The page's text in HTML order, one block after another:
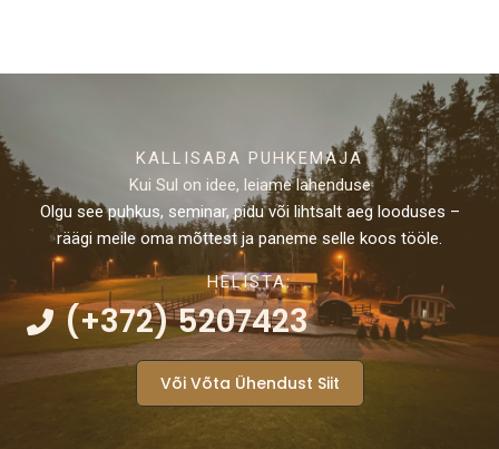
KALLISABA PUHKEMAJA
Kui Sul on idee, leiame lahenduse
Olgu see puhkus, seminar, pidu või lihtsalt aeg looduses –
räägi meile oma mõttest ja paneme selle koos tööle.
HELISTA:
(+372) 5207423
Või Võta Ühendust Siit